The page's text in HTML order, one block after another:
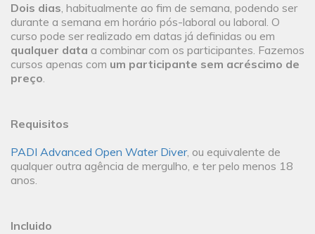
Dois dias, habitualmente ao fim de semana, podendo ser
durante a semana em horário pós-laboral ou laboral. O
curso pode ser realizado em datas já definidas ou em
qualquer data a combinar com os participantes. Fazemos
cursos apenas com um participante sem acréscimo de
preço.
Requisitos
PADI Advanced Open Water Diver, ou equivalente de
qualquer outra agência de mergulho, e ter pelo menos 18
anos.
Incluido